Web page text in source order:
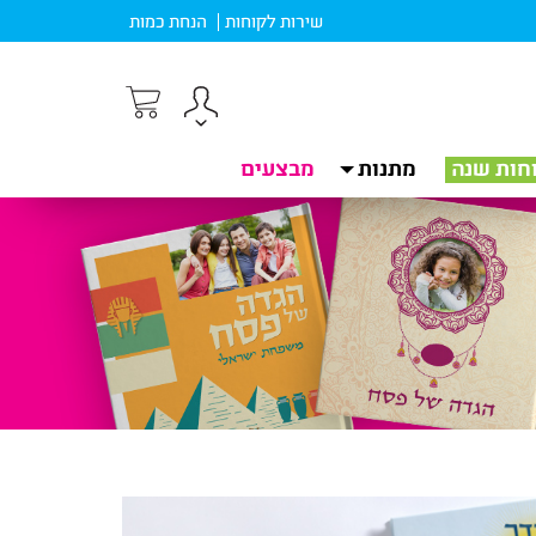
שירות לקוחות הנחת כמות
שנה מתנות מבצעים